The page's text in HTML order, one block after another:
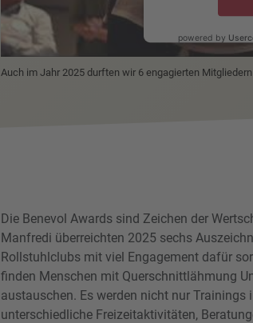
powered by
Auch im Jahr 2025 durften wir 6 engagierten
Die Benevol Awards sind Zeichen der
Manfredi überreichten 2025 sechs
Rollstuhlclubs mit viel Engagement dafür
finden Menschen mit Querschnittlähmung
austauschen. Es werden nicht nur
unterschiedliche Freizeitaktivitäten,